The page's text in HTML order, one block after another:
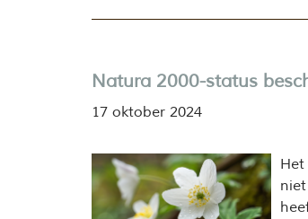
Natura 2000-status
17 oktober 2024